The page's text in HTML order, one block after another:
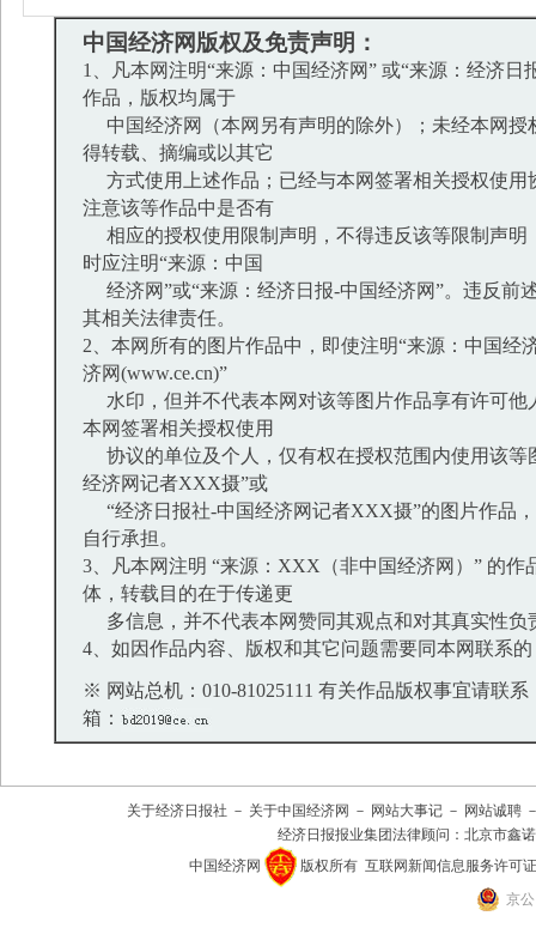
中国经济网版权及免责声明：
1、凡本网注明“来源：中国经济网” 或“来源：经济日
作品，版权均属于
中国经济网（本网另有声明的除外）；未经本网授
得转载、摘编或以其它
方式使用上述作品；已经与本网签署相关授权使用
注意该等作品中是否有
相应的授权使用限制声明，不得违反该等限制声明
时应注明“来源：中国
经济网”或“来源：经济日报-中国经济网”。违反前
其相关法律责任。
2、本网所有的图片作品中，即使注明“来源：中国经
济网(www.ce.cn)”
水印，但并不代表本网对该等图片作品享有许可他
本网签署相关授权使用
协议的单位及个人，仅有权在授权范围内使用该等
经济网记者XXX摄”或
“经济日报社-中国经济网记者XXX摄”的图片作品
自行承担。
3、凡本网注明 “来源：XXX（非中国经济网）” 的作
体，转载目的在于传递更
多信息，并不代表本网赞同其观点和对其真实性负
4、如因作品内容、版权和其它问题需要同本网联系
※ 网站总机：010-81025111 有关作品版权事宜请联系
箱：
关于经济日报社 － 关于中国经济网 － 网站大事记 － 网站诚聘
经济日报报业集团法律顾问： 北京市鑫
中国经济网
版权所有 互联网新闻信息服务许可证
京公